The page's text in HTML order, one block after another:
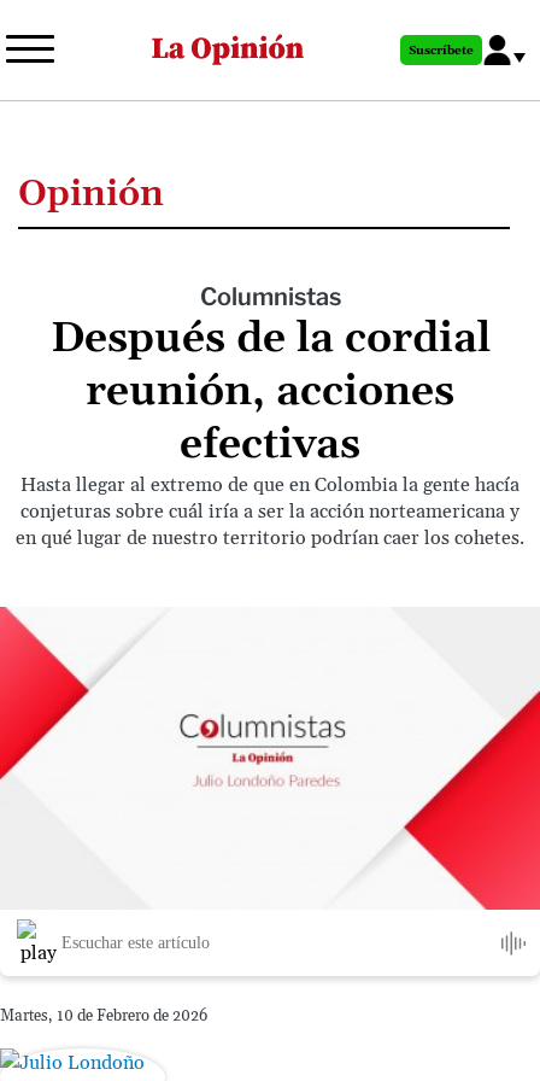
al
principal
Suscríbete
Opinión
Columnistas
Después de la cordial
reunión, acciones
efectivas
Hasta llegar al extremo de que en Colombia la gente hacía
conjeturas sobre cuál iría a ser la acción norteamericana y
en qué lugar de nuestro territorio podrían caer los cohetes.
Escuchar este artículo
Martes, 10 de Febrero de 2026